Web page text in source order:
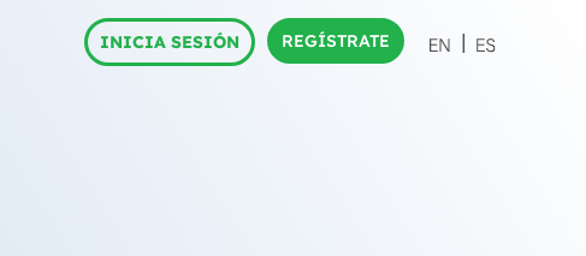
INICIA SESIÓN REGÍSTRATE